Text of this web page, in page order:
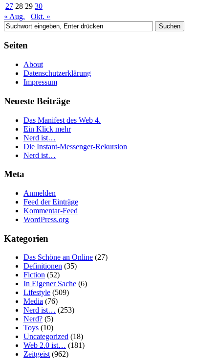
27 28 29 30
« Aug.
Okt. »
Seiten
About
Datenschutzerklärung
Impressum
Neueste Beiträge
Das Manifest des Web 4.
Ein Klick mehr
Nerd ist…
Die Instant-Messenger-Rekursion
Nerd ist…
Meta
Anmelden
Feed der Einträge
Kommentar-Feed
WordPress.org
Kategorien
Das Schöne an Online (27)
Definitionen (35)
Fiction (52)
In Eigener Sache (6)
Lifestyle (509)
Media (76)
Nerd ist… (253)
Nerd? (5)
Toys (10)
Uncategorized (18)
Web 2.0 ist… (181)
Zeitgeist(962)